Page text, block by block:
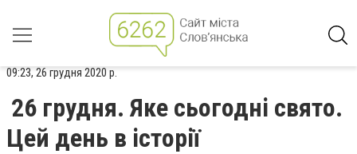
09:23, 26 грудня 2020 р.
26 грудня. Яке сьогодні свято.
Цей день в історії